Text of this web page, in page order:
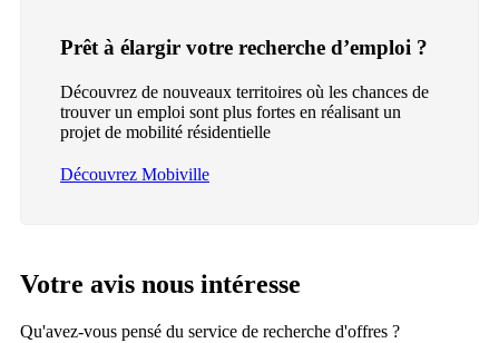
Prêt à élargir votre recherche d’emploi ?
Découvrez de nouveaux territoires où les chances de
trouver un emploi sont plus fortes en réalisant un
projet de mobilité résidentielle
Découvrez Mobiville
Votre avis nous intéresse
Qu'avez-vous pensé du service de recherche d'offres ?